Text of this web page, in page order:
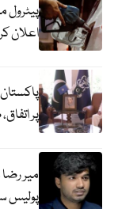
پیٹرول
اعلان
پر
میر
پولیس